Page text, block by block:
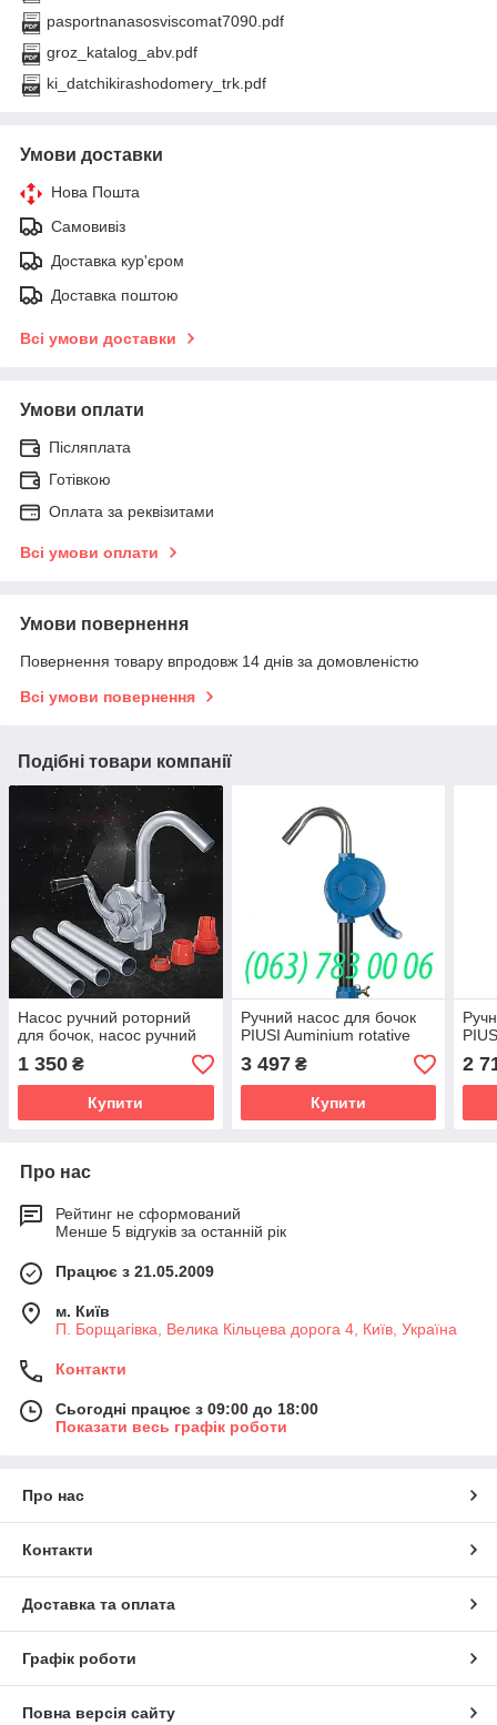
pasportnanasosviscomat7090.pdf
groz_katalog_abv.pdf
ki_datchikirashodomery_trk.pdf
Умови доставки
Нова Пошта
Самовивіз
Доставка кур'єром
Доставка поштою
Всі умови доставки
Умови оплати
Післяплата
Готівкою
Оплата за реквізитами
Всі умови оплати
Умови повернення
Повернення товару впродовж 14 днів за домовленістю
Всі умови повернення
Подібні товари компанії
Насос ручний роторний
для бочок, насос ручний
1 350 ₴
Купити
Ручний насос для бочок
PIUSI Auminium rotative
3 497₴
Купити
2
Про нас
Рейтинг не сформований
Менше 5 відгуків за останній рік
Працює з 21.05.2009
м. Київ
П. Борщагівка, Велика Кільцева дорога 4, Київ, Україна
Контакти
Сьогодні працює з 09:00 до 18:00
Показати весь графік роботи
Про нас
Контакти
Доставка та оплата
Графік роботи
Повна версія сайту